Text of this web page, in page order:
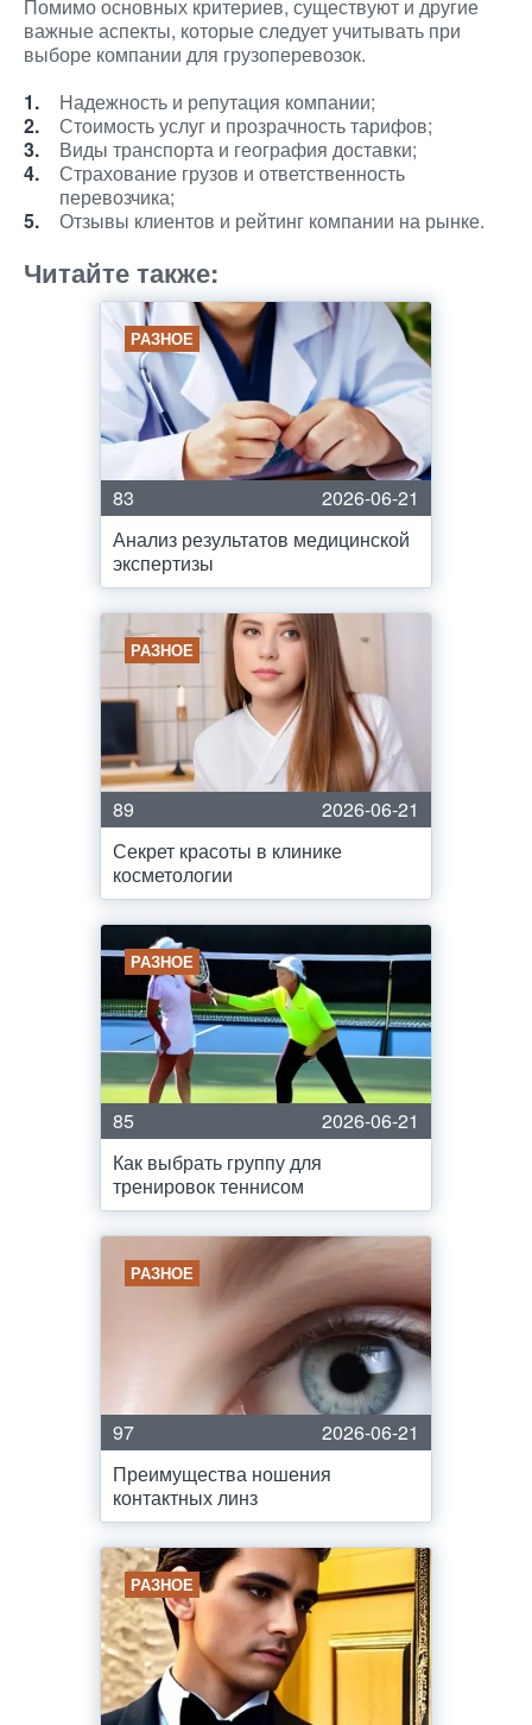
Помимо основных критериев, существуют и другие
важные аспекты, которые следует учитывать при
выборе компании для грузоперевозок.
Надежность и репутация компании;
Стоимость услуг и прозрачность тарифов;
Виды транспорта и география доставки;
Страхование грузов и ответственность
перевозчика;
Отзывы клиентов и рейтинг компании на рынке.
Читайте также:
РАЗНОЕ
83
2026-06-21
Анализ результатов медицинской
экспертизы
РАЗНОЕ
89
2026-06-21
Секрет красоты в клинике
косметологии
РАЗНОЕ
85
2026-06-21
Как выбрать группу для
тренировок теннисом
РАЗНОЕ
97
2026-06-21
Преимущества ношения
контактных линз
РАЗНОЕ